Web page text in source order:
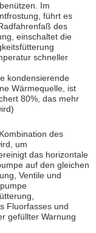
Im
führt es
des
einschaltet die
schneller
kondensierende
Wärmequelle, ist
80%, das mehr
des
um
das horizontale
auf den gleichen
Ventile und
Fluorfasses und
gefüllter Warnung